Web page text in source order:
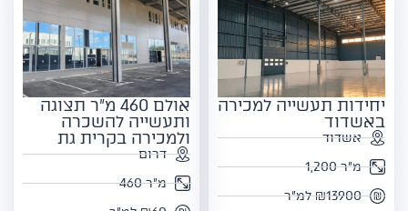
יחידות תעשייה למכירה
באשדוד
אשדוד
מ"ר 1,200
₪13900 למ"ר
אולם 460 מ"ר תצוגה
ותעשייה להשכרה
ולמכירה בקרית גת
דרום
מ"ר 460